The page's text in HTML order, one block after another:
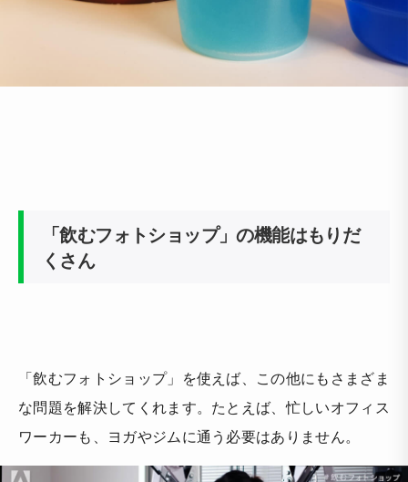
「飲むフォトショップ」の機能はもりだ
くさん
「飲むフォトショップ」を使えば、この他にもさまざま
な問題を解決してくれます。たとえば、忙しいオフィス
ワーカーも、ヨガやジムに通う必要はありません。